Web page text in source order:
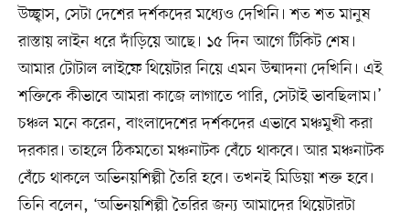
উচ্ছ্বাস, সেটা দেশের দর্শকদের মধ্যেও দেখিনি। শত শত মানুষ
রাস্তায় লাইন ধরে দাঁড়িয়ে আছে। ১৫ দিন আগে টিকিট শেষ।
আমার টোটাল লাইফে থিয়েটার নিয়ে এমন উন্মাদনা দেখিনি। এই
শক্তিকে কীভাবে আমরা কাজে লাগাতে পারি, সেটাই ভাবছিলাম।’
চঞ্চল মনে করেন, বাংলাদেশের দর্শকদের এভাবে মঞ্চমুখী করা
দরকার। তাহলে ঠিকমতো মঞ্চনাটক বেঁচে থাকবে। আর মঞ্চনাটক
বেঁচে থাকলে অভিনয়শিল্পী তৈরি হবে। তখনই মিডিয়া শক্ত হবে।
তিনি বলেন, ‘অভিনয়শিল্পী তৈরির জন্য আমাদের থিয়েটারটা